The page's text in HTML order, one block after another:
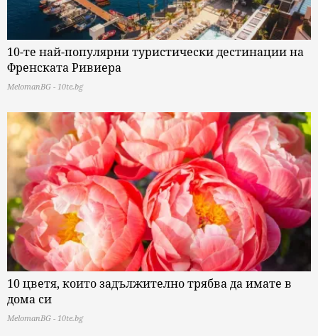
10-те най-популярни туристически дестинации на
Френската Ривиера
MelomanBG - 10te.bg
10 цветя, които задължително трябва да имате в
дома си
MelomanBG - 10te.bg